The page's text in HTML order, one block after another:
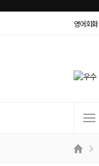
영어회화
트